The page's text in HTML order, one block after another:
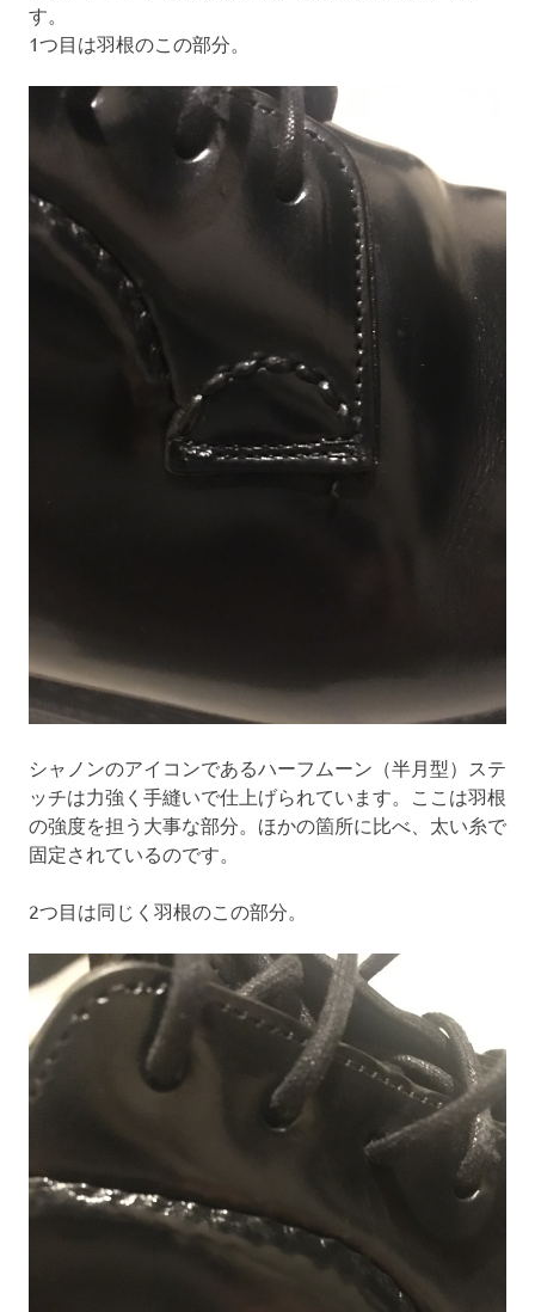
す。
1つ目は羽根のこの部分。
シャノンのアイコンであるハーフムーン（半月型）ステ
ッチは力強く手縫いで仕上げられています。ここは羽根
の強度を担う大事な部分。ほかの箇所に比べ、太い糸で
固定されているのです。
2つ目は同じく羽根のこの部分。